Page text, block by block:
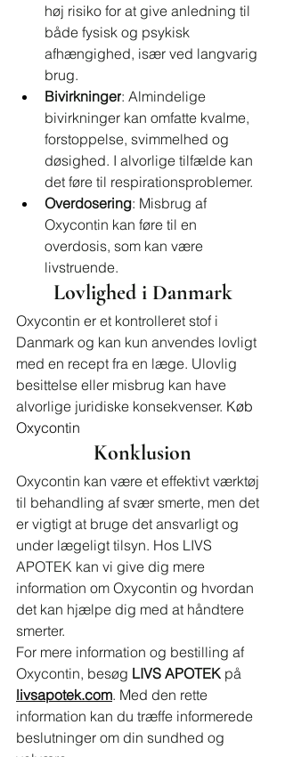
høj risiko for at give anledning til
både fysisk og psykisk
afhængighed, især ved langvarig
brug.
Bivirkninger: Almindelige
bivirkninger kan omfatte kvalme,
forstoppelse, svimmelhed og
døsighed. I alvorlige tilfælde kan
det føre til respirationsproblemer.
Overdosering: Misbrug af
Oxycontin kan føre til en
overdosis, som kan være
livstruende.
Lovlighed i Danmark
Oxycontin er et kontrolleret stof i
Danmark og kan kun anvendes lovligt
med en recept fra en læge. Ulovlig
besittelse eller misbrug kan have
alvorlige juridiske konsekvenser. Køb
Oxycontin
Konklusion
Oxycontin kan være et effektivt værktøj
til behandling af svær smerte, men det
er vigtigt at bruge det ansvarligt og
under lægeligt tilsyn. Hos LIVS
APOTEK kan vi give dig mere
information om Oxycontin og hvordan
det kan hjælpe dig med at håndtere
smerter.
For mere information og bestilling af
Oxycontin, besøg LIVS APOTEK på
livsapotek.com. Med den rette
information kan du træffe informerede
beslutninger om din sundhed og